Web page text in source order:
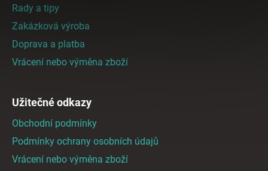
Rady a tipy
Zakázková výroba
Doprava a platba
Vrácení nebo výměna zboží
Užitečné odkazy
Obchodní podmínky
Podmínky ochrany osobních údajů
Vrácení nebo výměna zboží